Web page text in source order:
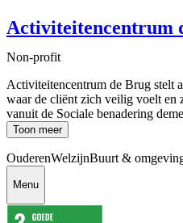
Activiteitencentrum
Non-profit
Activiteitencentrum de Brug stelt
waar de cliënt zich veilig voelt
vanuit de Sociale benadering
Toon meer
OuderenWelzijnBuurt &
Menu